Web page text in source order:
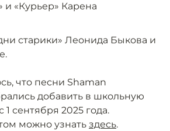
и «Курьер» Карена
старики» Леонида Быкова и
что песни Shaman
добавить в школьную
сентября 2025 года.
можно узнать здесь.